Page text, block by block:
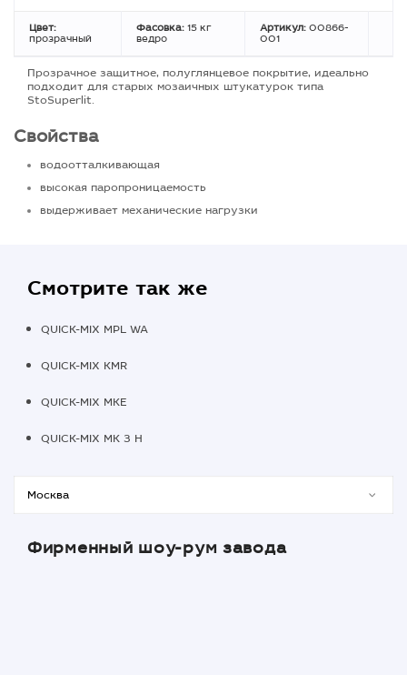
Цвет:
прозрачный
Фасовка: 15 кг
ведро
Артикул: 00866-
001
Прозрачное защитное, полуглянцевое покрытие, идеально
подходит для старых мозаичных штукатурок типа
StoSuperlit.
Свойства
водоотталкивающая
высокая паропроницаемость
выдерживает механические нагрузки
Смотрите так же
QUICK-MIX MPL WA
QUICK-MIX KMR
QUICK-MIX MKE
QUICK-MIX MK 3 H
Фирменный шоу-рум завода